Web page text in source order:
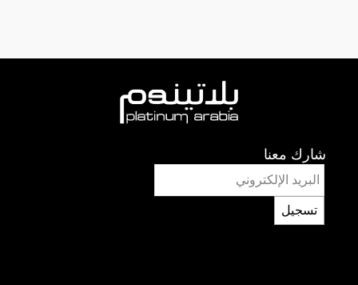
شارك معنا
تسجيل